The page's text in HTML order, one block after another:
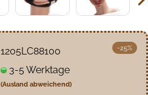
-25%
1205LC88100
3-5 Werktage
(Ausland abweichend)